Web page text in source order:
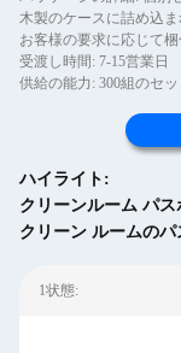
木製のケースに詰め込
お客様の要求に応じて
受渡し時間: 7-15営業日
供給の能力: 300組のセ
ハイライト:
クリーンルーム パ
クリーン ルームの
1状態: